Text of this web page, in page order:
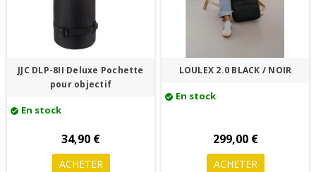
JJC DLP-8II Deluxe Pochette
pour objectif
check_circle En stock
34,90 €
ACHETER
LOULEX 2.0 BLACK / NOIR
check_circle En stock
299,00 €
ACHETER